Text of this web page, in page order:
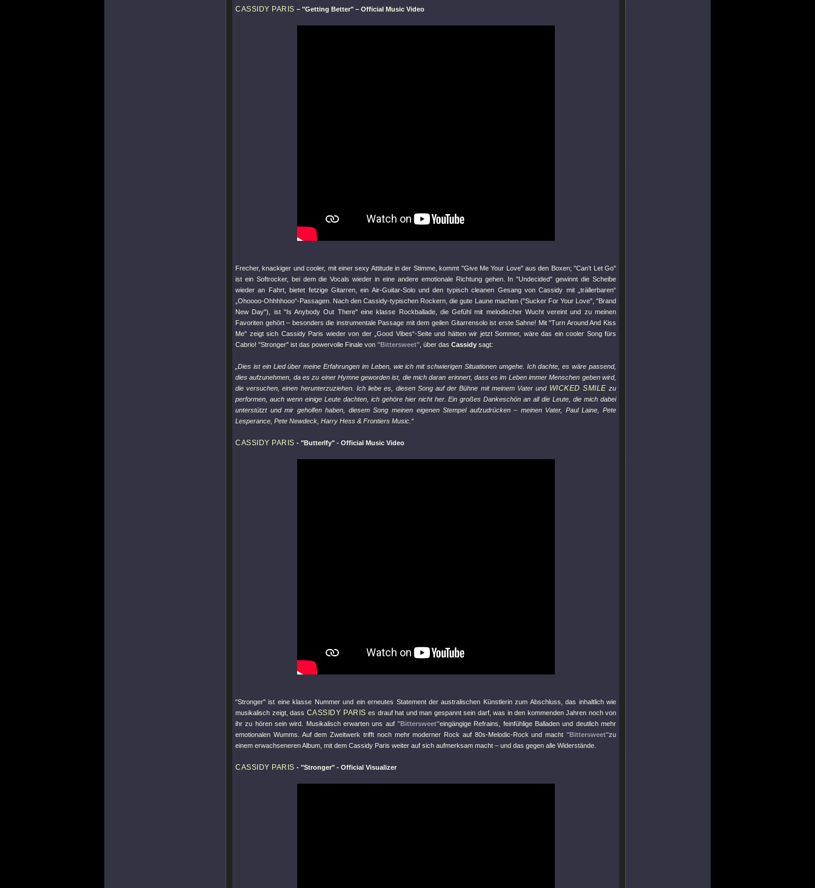
CASSIDY PARIS – "Getting Better"– Official Music Video
Frecher, knackiger und cooler, mit einer sexy Attitude in der Stimme, kommt "Give Me Your Love"aus den Boxen;"Can’t Let Go"
ist ein Softrocker, bei dem die Vocals wieder in eine andere emotionale Richtung gehen. In"Undecided" gewinnt die Scheibe
wieder an Fahrt, bietet fetzige Gitarren, ein Air-Guitar-Solo und den typisch cleanen Gesang von Cassidy mit „trällerbaren“
„Ohoooo-Ohhhhooo“-Passagen. Nach den Cassidy-typischen Rockern, die gute Laune machen ("Sucker For Your Love","Brand
New Day"), ist "Is Anybody Out There"eine klasse Rockballade, die Gefühl mit melodischer Wucht vereint und zu meinen
Favoriten gehört – besonders die instrumentale Passage mit dem geilen Gitarrensolo ist erste Sahne! Mit"Turn Around And Kiss
Me" zeigt sich Cassidy Paris wieder von der „Good Vibes“-Seite und hätten wir jetzt Sommer, wäre das ein cooler Song fürs
Cabrio! "Stronger" ist das powervolle Finale von "Bittersweet" , über das Cassidy sagt:
„Dies ist ein Lied über meine Erfahrungen im Leben, wie ich mit schwierigen Situationen umgehe. Ich dachte, es wäre passend,
dies aufzunehmen, da es zu einer Hymne geworden ist, die mich daran erinnert, dass es im Leben immer Menschen geben wird,
die versuchen, einen herunterzuziehen. Ich liebe es, diesen Song auf der Bühne mit meinem Vater und WICKED SMILE zu
performen, auch wenn einige Leute dachten, ich gehöre hier nicht her. Ein großes Dankeschön an all die Leute, die mich dabei
unterstützt und mir geholfen haben, diesem Song meinen eigenen Stempel aufzudrücken – meinen Vater, Paul Laine, Pete
Lesperance, Pete Newdeck, Harry Hess & Frontiers Music.“
CASSIDY PARIS - "Butterlfy"- Official Music Video
"Stronger" ist eine klasse Nummer und ein erneutes Statement der australischen Künstlerin zum Abschluss, das inhaltlich wie
musikalisch zeigt, dass CASSIDY PARIS es drauf hat und man gespannt sein darf, was in den kommenden Jahren noch von
ihr zu hören sein wird. Musikalisch erwarten uns auf "Bittersweet"eingängige Refrains, feinfühlige Balladen und deutlich mehr
emotionalen Wumms. Auf dem Zweitwerk trifft noch mehr moderner Rock auf 80s-Melodic-Rock und macht "Bittersweet"zu
einem erwachseneren Album, mit dem Cassidy Paris weiter auf sich aufmerksam macht – und das gegen alle Widerstände.
CASSIDY PARIS - "Stronger"- Official Visualizer